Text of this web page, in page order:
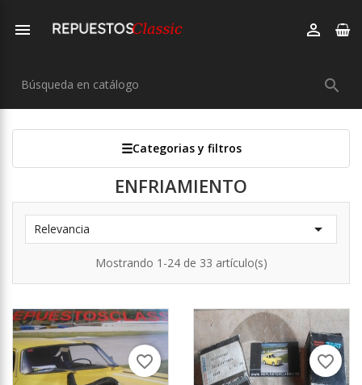
 

Categorias y filtros
ENFRIAMIENTO
Relevancia 
Mostrando 1-24 de 33 artículo(s)
favorite_border favorite_border